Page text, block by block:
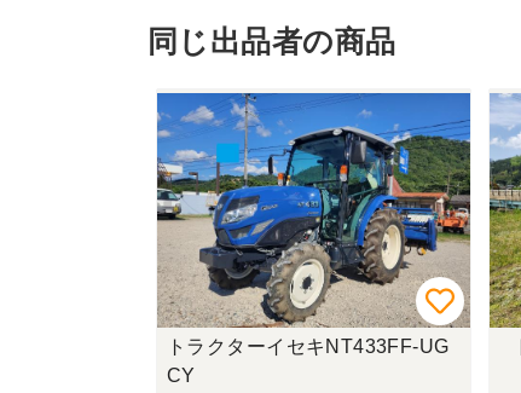
同じ出品者の商品
トラクターイセキNT433FF-UG
CY